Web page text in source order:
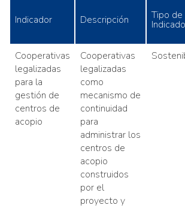
Indicador Descripción Tipo de
Cooperativas
legalizadas
para la
gestión de
centros de
acopio
Cooperativas
legalizadas
como
mecanismo de
continuidad
para
administrar los
centros de
acopio
construidos
por el
proyecto y